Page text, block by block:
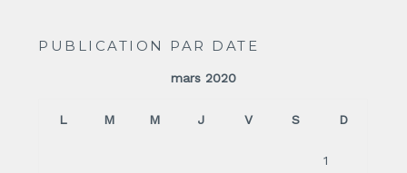
PUBLICATION PAR DATE
mars 2020
L M M J V S D
1